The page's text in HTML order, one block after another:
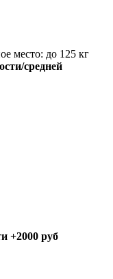
место: до 125 кг
средней
+2000 руб